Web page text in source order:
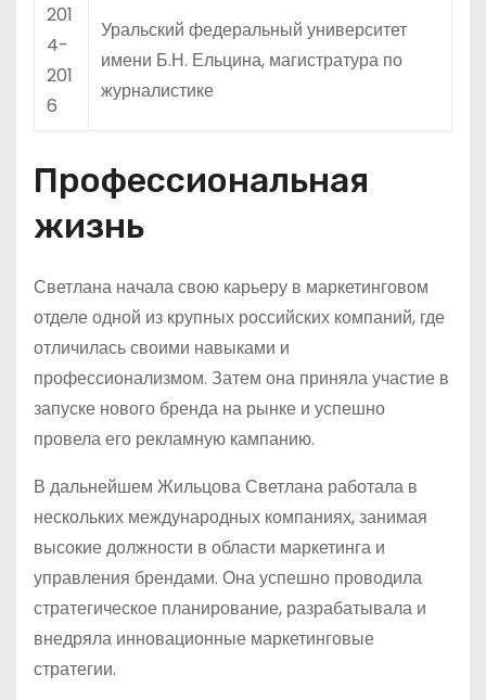
201
4-
201
6
Уральский федеральный университет
имени Б.Н. Ельцина, магистратура по
журналистике
Профессиональная
жизнь
Светлана начала свою карьеру в маркетинговом
отделе одной из крупных российских компаний, где
отличилась своими навыками и
профессионализмом. Затем она приняла участие в
запуске нового бренда на рынке и успешно
провела его рекламную кампанию.
В дальнейшем Жильцова Светлана работала в
нескольких международных компаниях, занимая
высокие должности в области маркетинга и
управления брендами. Она успешно проводила
стратегическое планирование, разрабатывала и
внедряла инновационные маркетинговые
стратегии.